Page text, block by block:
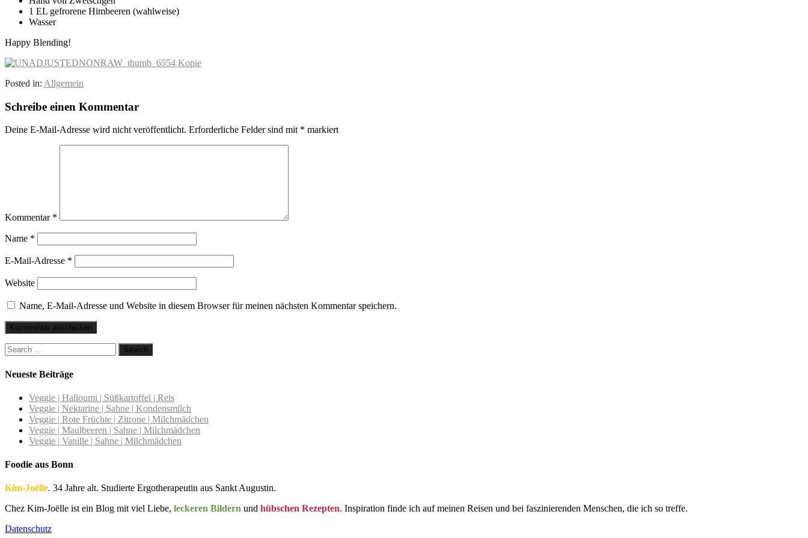
1 EL gefrorene Himbeeren (wahlweise)
Wasser
Happy Blending!
Posted in: Allgemein
Schreibe einen Kommentar
Deine E-Mail-Adresse wird nicht veröffentlicht. Erforderliche Felder sind mit * markiert
Kommentar *
Name *
E-Mail-Adresse *
Website
Name, E-Mail-Adresse und Website in diesem Browser für meinen nächsten Kommentar speichern.
Neueste Beiträge
Veggie | Halloumi | Süßkartoffel | Reis
Veggie | Nektarine | Sahne | Kondensmilch
Veggie | Rote Früchte | Zitrone | Milchmädchen
Veggie | Maulbeeren | Sahne | Milchmädchen
Veggie | Vanille | Sahne | Milchmädchen
Foodie aus Bonn
Kim-Joëlle. 34 Jahre alt. Studierte Ergotherapeutin aus Sankt Augustin.
Chez Kim-Joëlle ist ein Blog mit viel Liebe, leckeren Bildern und hübschen Rezepten. Inspiration finde ich auf meinen Reisen und bei faszinierenden Menschen, die ich so treffe.
Datenschutz